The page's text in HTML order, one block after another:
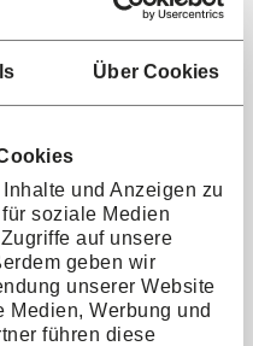
Über Cookies
und Anzeigen zu
soziale Medien
auf unsere
geben wir
unserer Website
Medien, Werbung und
führen diese
und Aussteller sehr viel
gesteckt haben. Wer
Produkte &
Manufakturen
& KIND Familien-
haben freien Eintritt.